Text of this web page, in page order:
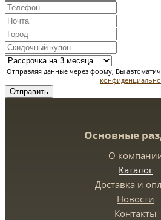
Отправляя данные через форму, Вы
Отправить
Основные
О
Каталог
Доставка и
Новости
Контакты